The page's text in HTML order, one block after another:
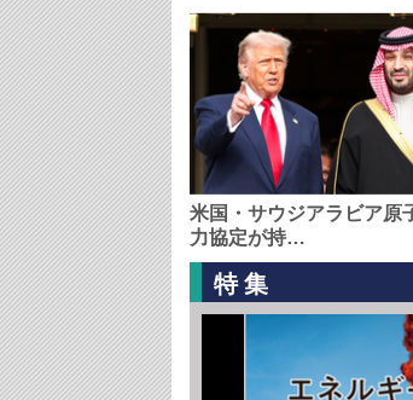
米国・サウジアラビア原
力協定が持…
特集